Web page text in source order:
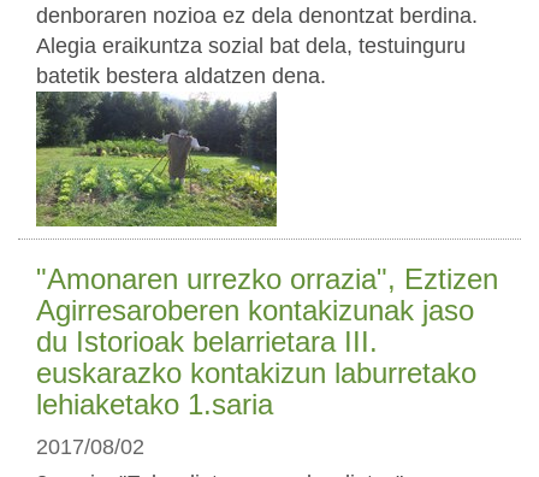
denboraren nozioa ez dela denontzat berdina.
Alegia eraikuntza sozial bat dela, testuinguru
batetik bestera aldatzen dena.
"Amonaren urrezko orrazia", Eztizen
Agirresaroberen kontakizunak jaso
du Istorioak belarrietara III.
euskarazko kontakizun laburretako
lehiaketako 1.saria
2017/08/02